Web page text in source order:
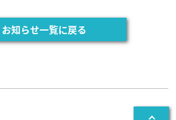
お知らせ一覧に戻る